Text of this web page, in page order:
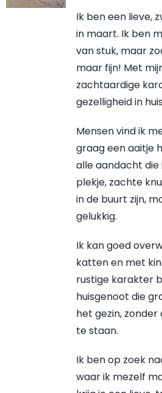
Ik ben een lieve,
in maart. Ik ben
van stuk, maar
maar fijn! Met
zachtaardige
gezelligheid in
Mensen vind ik
graag een aaitje
alle aandacht die
plekje, zachte
in de buurt zijn,
gelukkig.
Ik kan goed
katten en met
rustige karakter
huisgenoot die
het gezin,
te staan.
Ik ben op zoek
waar ik mezelf